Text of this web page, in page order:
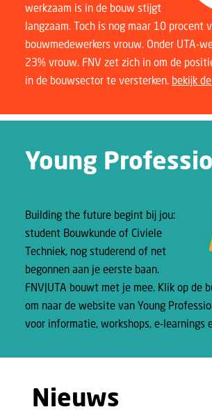
werkzaam is in de bouw stijgt
langzaam. Toch is nog maar 10 procent
bouwmedewerkers vrouw. Onder UTA-
23% vrouw. FNV zet zich in om de
in de bouwsector te versterken. bekijk
Young
Building the future begint bij jou:
student Bouwkunde of Civiele
Techniek, nog studerend of net
begonnen aan je eerste baan.
FNV|UTA bouwt met je mee. Klik op de
om naar de website van Young
voor informatie, workshops, e-learnings
Nieuws